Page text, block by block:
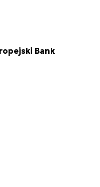
Bank